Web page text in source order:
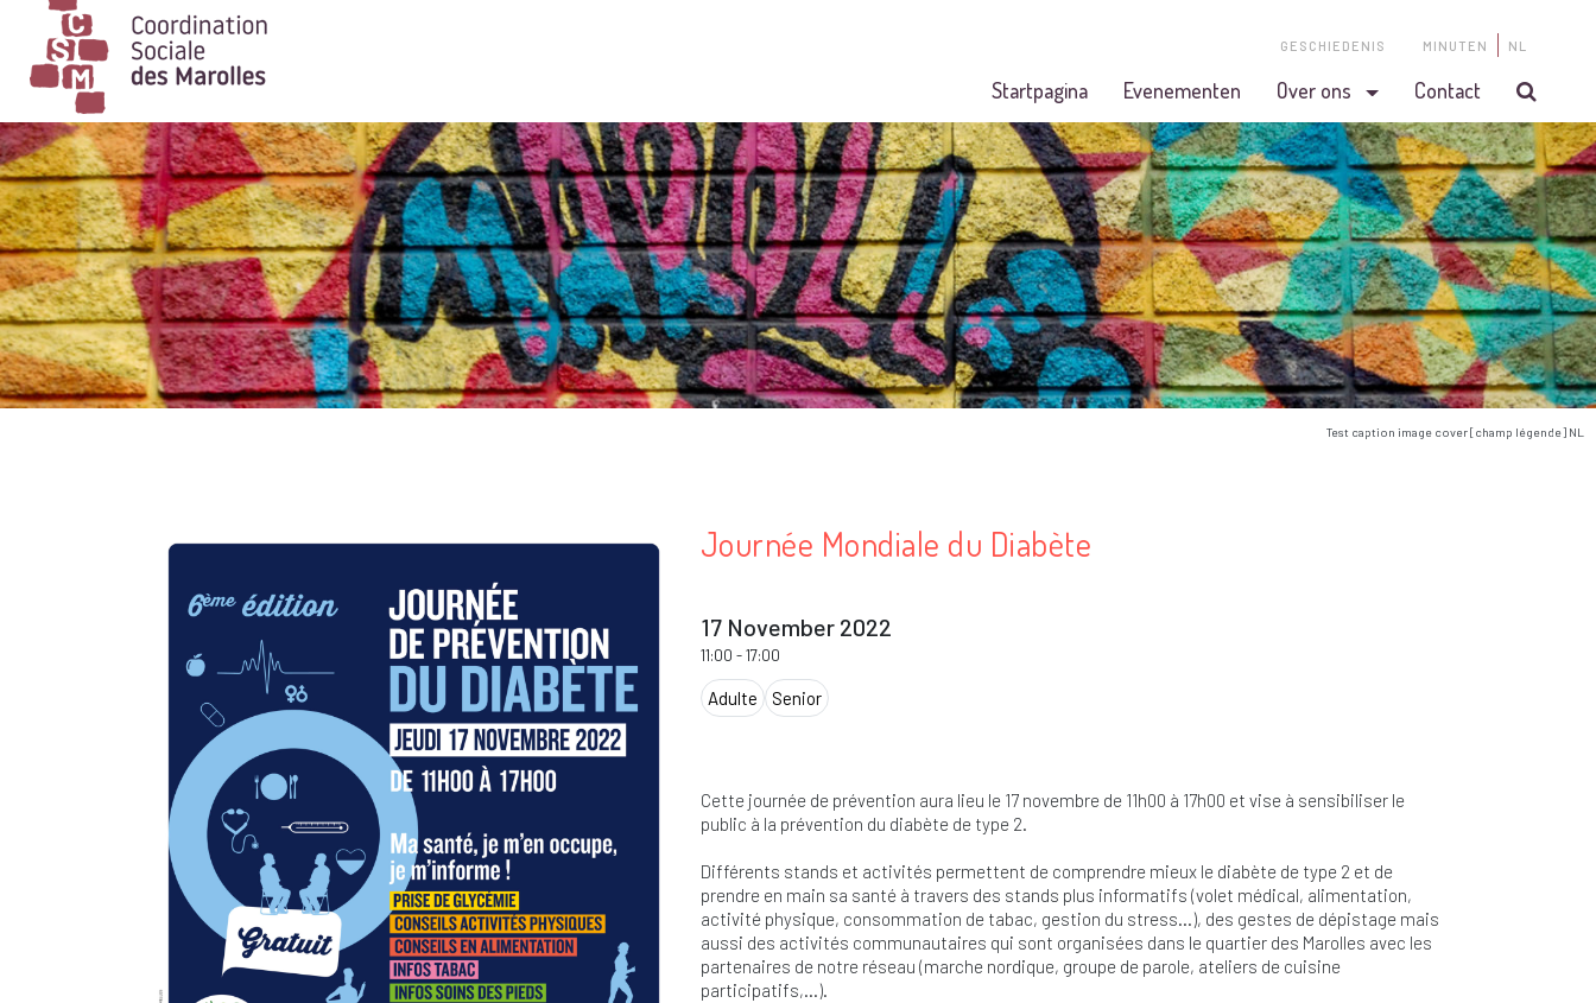
Main Navigation
GESCHIEDENIS MINUTEN NL
Startpagina Evenementen Over ons Contact
Test caption image cover [champ légende] NL
Journée Mondiale du Diabète
17 November 2022
11:00 -17:00
Adulte Senior
Cette journée de prévention aura lieu le 17 novembre de 11h00 à 17h00 et vise à sensibiliser le
public à la prévention du diabète de type 2.
Différents stands et activités permettent de comprendre mieux le diabète de type 2 et de
prendre en main sa santé à travers des stands plus informatifs (volet médical, alimentation,
activité physique, consommation de tabac, gestion du stress…), des gestes de dépistage mais
aussi des activités communautaires qui sont organisées dans le quartier des Marolles avec les
partenaires de notre réseau (marche nordique, groupe de parole, ateliers de cuisine
participatifs,…).